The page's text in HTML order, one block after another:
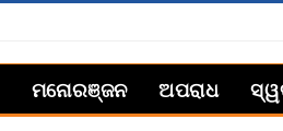
ମନୋରଞ୍ଜନ ଅପରାଧ